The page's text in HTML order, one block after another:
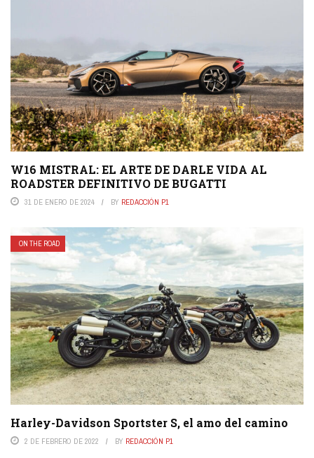
W16 MISTRAL: EL ARTE DE DARLE VIDA AL
ROADSTER DEFINITIVO DE BUGATTI
31 DE ENERO DE 2024 BY REDACCIÓN P1
ON THE ROAD
Harley-Davidson Sportster S, el amo del camino
2 DE FEBRERO DE 2022 BY REDACCIÓN P1